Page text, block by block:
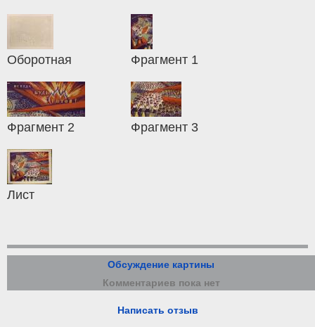
Оборотная Фрагмент 1
Фрагмент 2 Фрагмент 3
Лист
Обсуждение картины
Комментариев пока нет
Написать отзыв